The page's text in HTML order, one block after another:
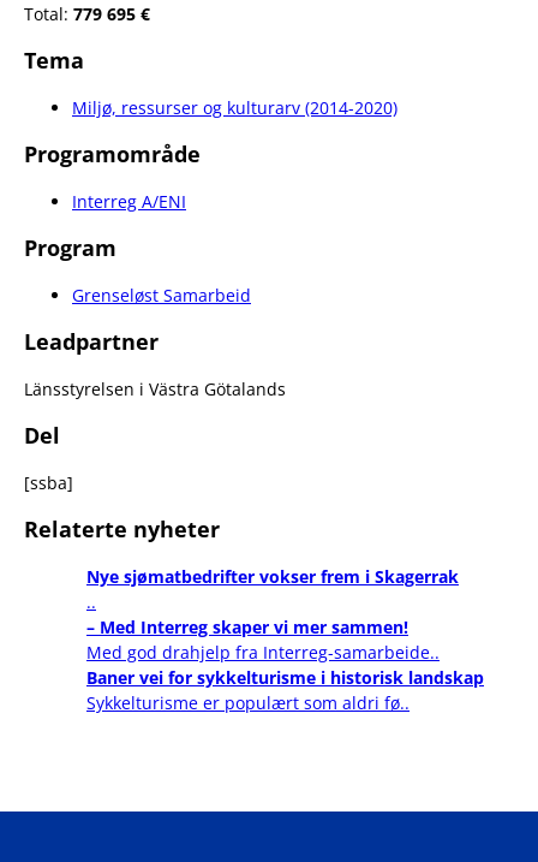
Total: 779 695 €
Tema
Miljø, ressurser og kulturarv (2014-2020)
Programområde
Interreg A/ENI
Program
Grenseløst Samarbeid
Leadpartner
Länsstyrelsen i Västra Götalands
Del
[ssba]
Relaterte nyheter
Nye sjømatbedrifter vokser frem i Skagerrak
..
– Med Interreg skaper vi mer sammen!
Med god drahjelp fra Interreg-samarbeide..
Baner vei for sykkelturisme i historisk landskap
Sykkelturisme er populært som aldri fø..